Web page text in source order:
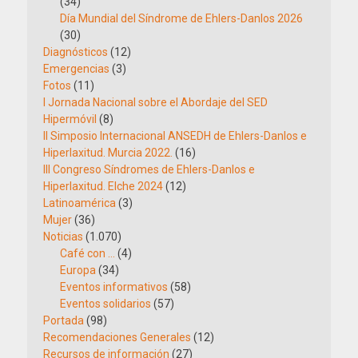
Día Mundial del Síndrome de Ehlers-Danlos 2026
(30)
Diagnósticos (12)
Emergencias (3)
Fotos (11)
I Jornada Nacional sobre el Abordaje del SED
Hipermóvil (8)
II Simposio Internacional ANSEDH de Ehlers-Danlos e
Hiperlaxitud. Murcia 2022. (16)
III Congreso Síndromes de Ehlers-Danlos e
Hiperlaxitud. Elche 2024(12)
Latinoamérica (3)
Mujer(36)
Noticias (1.070)
Café con …
(4)
Europa (34)
Eventos informativos (58)
Eventos solidarios (57)
Portada (98)
Recomendaciones Generales (12)
Recursos de información (27)